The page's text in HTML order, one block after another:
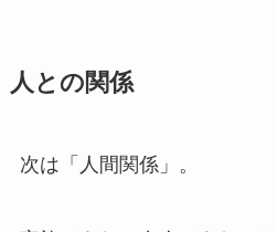
人との関係
次は「人間関係」。